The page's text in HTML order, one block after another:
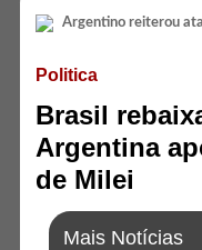
Politica
Brasil
Argentina
de Milei
Mais Notícias